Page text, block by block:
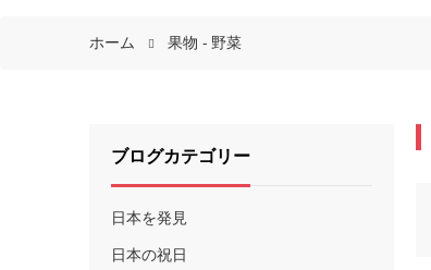
ホーム 果物 - 野菜
ブログカテゴリー
日本を発見
日本の祝日